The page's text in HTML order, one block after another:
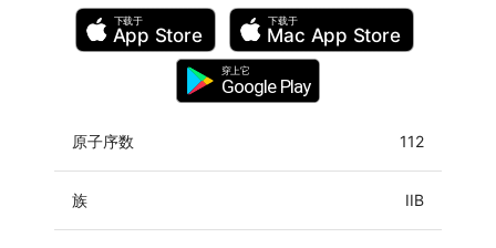
下载于
App Store
下载于
Mac App Store
穿上它
Google Play
原子序数 112
族 IIB